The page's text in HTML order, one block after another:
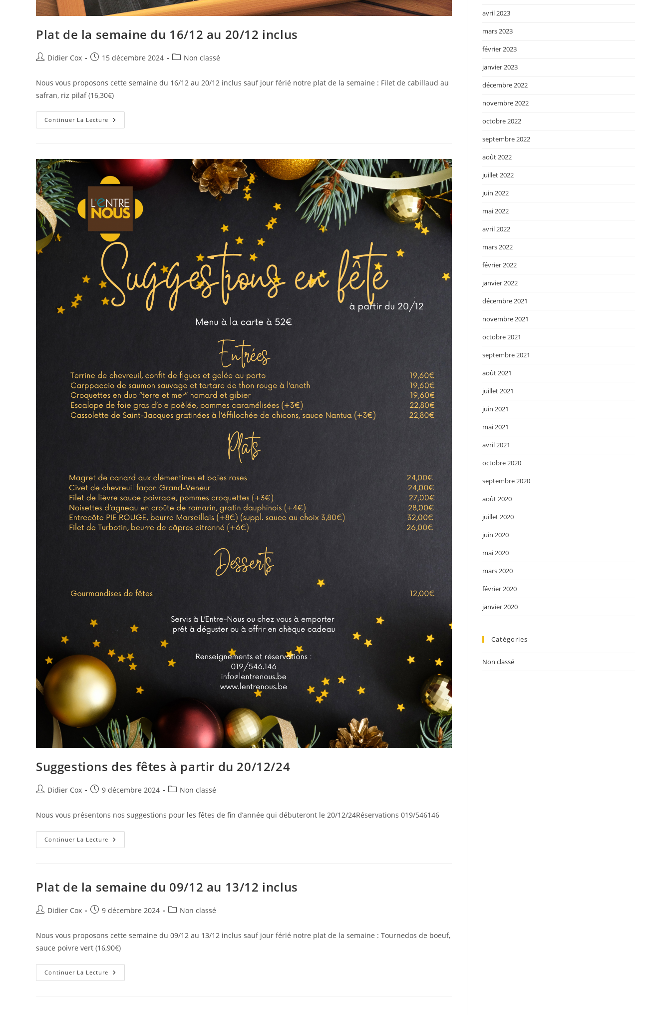
Plat de la semaine du 16/12 au 20/12 inclus
Didier Cox 15 décembre 2024 Non classé
Nous vous proposons cette semaine du 16/12 au 20/12 inclus sauf jour férié notre plat de la semaine : Filet de cabillaud au
safran, riz pilaf (16,30€)
Continuer La Lecture
Suggestions des fêtes à partir du 20/12/24
Didier Cox 9 décembre 2024 Non classé
Nous vous présentons nos suggestions pour les fêtes de fin d’année qui débuteront le 20/12/24Réservations 019/546146
Continuer La Lecture
Plat de la semaine du 09/12 au 13/12 inclus
Didier Cox 9 décembre 2024 Non classé
Nous vous proposons cette semaine du 09/12 au 13/12 inclus sauf jour férié notre plat de la semaine : Tournedos de boeuf,
sauce poivre vert (16,90€)
Continuer La Lecture
avril 2023
mars 2023
février 2023
janvier 2023
décembre 2022
novembre 2022
octobre 2022
septembre 2022
août 2022
juillet 2022
juin 2022
mai 2022
avril 2022
mars 2022
février 2022
janvier 2022
décembre 2021
novembre 2021
octobre 2021
septembre 2021
août 2021
juillet 2021
juin 2021
mai 2021
avril 2021
octobre 2020
septembre 2020
août 2020
juillet 2020
juin 2020
mai 2020
mars 2020
février 2020
janvier 2020
Catégories
Non classé